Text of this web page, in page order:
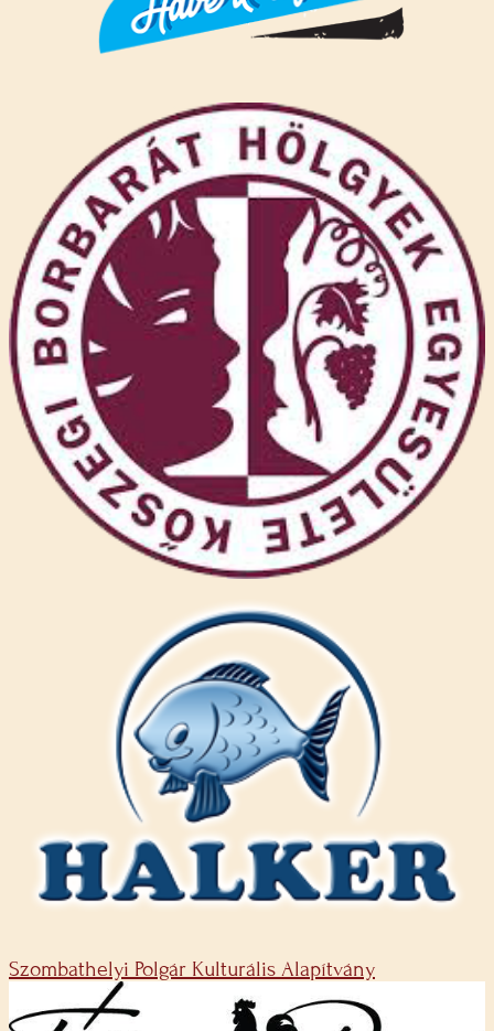
Szombathelyi Polgár Kulturális Alapítvány